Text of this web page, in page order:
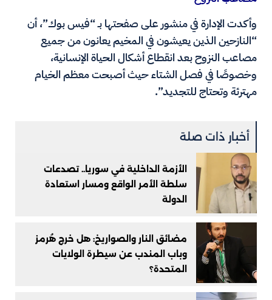
وأكدت الإدارة في منشور على صفحتها بـ “فيس بوك”، أن
“النازحين الذين يعيشون في المخيم يعانون من جميع
مصاعب النزوح بعد انقطاع أشكال الحياة الإنسانية،
وخصوصًا في فصل الشتاء حيث أصبحت معظم الخيام
مهترئة وتحتاج للتجديد”.
أخبار ذات صلة
الأزمة الداخلية في سوريا.. تصدعات
سلطة الأمر الواقع ومسار استعادة
الدولة
مضائق النار والصواريخ: هل خرج هُرمز
وباب المندب عن سيطرة الولايات
المتحدة؟